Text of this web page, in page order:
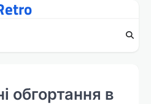
обгортання в